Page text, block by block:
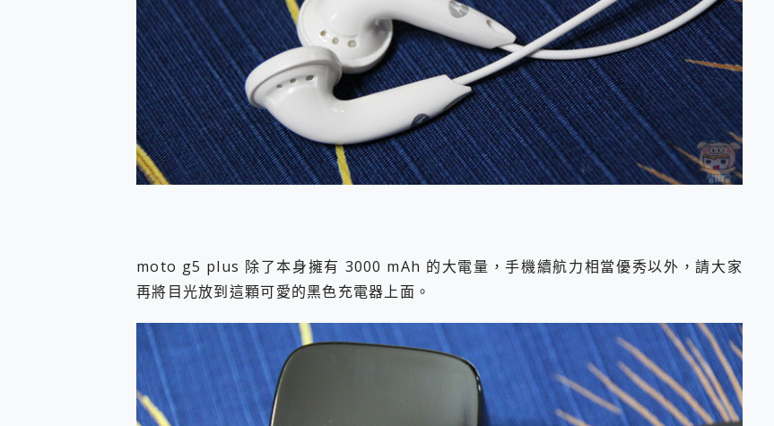
moto g5 plus 除了本身擁有 3000 mAh 的大電量，手機續航力相當優秀以外，請大家
再將目光放到這顆可愛的黑色充電器上面。